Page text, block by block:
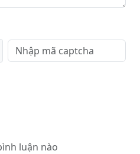
luận nào